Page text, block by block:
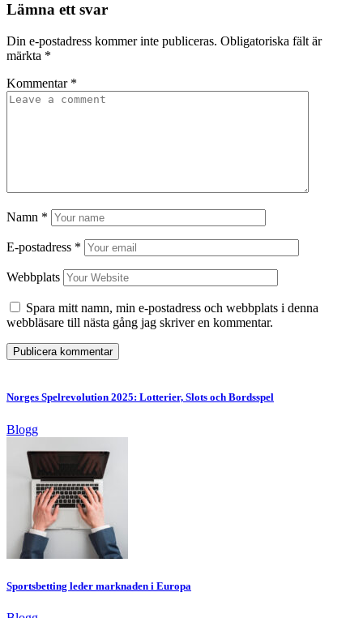
Lämna ett svar
Din e-postadress kommer inte publiceras. Obligatoriska fält är
märkta *
Kommentar *
Namn *
E-postadress *
Webbplats
Spara mitt namn, min e-postadress och webbplats i denna
webbläsare till nästa gång jag skriver en kommentar.
Norges Spelrevolution 2025: Lotterier, Slots och Bordsspel
Blogg
Sportsbetting leder marknaden i Europa